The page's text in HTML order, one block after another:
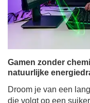
Gamen zonder
natuurlijke
die volgt op een
nerveuze gevoel na
meer gamers
energie, scherpere